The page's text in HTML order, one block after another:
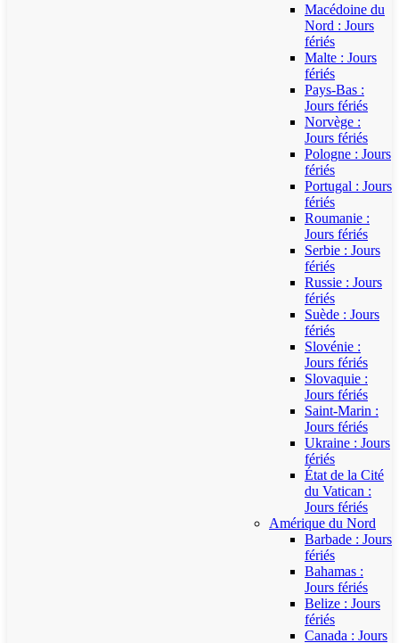
Macédoine du
Nord : Jours
fériés
Malte : Jours
fériés
Pays-Bas :
Jours fériés
Norvège :
Jours fériés
Pologne : Jours
fériés
Portugal : Jours
fériés
Roumanie :
Jours fériés
Serbie : Jours
fériés
Russie : Jours
fériés
Suède : Jours
fériés
Slovénie :
Jours fériés
Slovaquie :
Jours fériés
Saint-Marin :
Jours fériés
Ukraine : Jours
fériés
État de la Cité
du Vatican :
Jours fériés
Amérique du Nord
Barbade : Jours
fériés
Bahamas :
Jours fériés
Belize : Jours
fériés
Canada : Jours